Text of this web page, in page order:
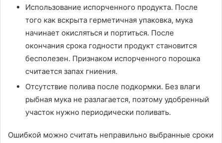
Использование испорченного продукта. После
того как вскрыта герметичная упаковка, мука
начинает окисляться и портиться. После
окончания срока годности продукт становится
бесполезен. Признаком испорченного порошка
считается запах гниения.
Отсутствие полива после подкормки. Без влаги
рыбная мука не разлагается, поэтому удобренный
участок нужно периодически поливать.
Ошибкой можно считать неправильно выбранные сроки